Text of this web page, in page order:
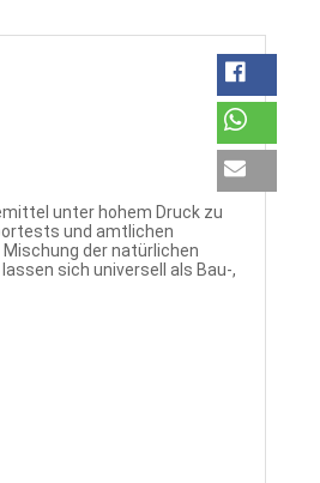
unter hohem Druck zu
und amtlichen
der natürlichen
sich universell als Bau-,